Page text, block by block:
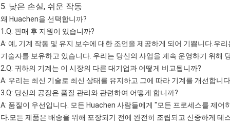
5. 낮은 손실, 쉬운 작동
왜 Huachen을 선택합니까?
1.Q: 판매 후 지원이 있습니까?
A: 예, 기계 작동 및 유지 보수에 대한 조언을 제공하게 되어 기쁩니다.우
기술자를 보유하고 있습니다. 우리는 당신의 사업을 계속 운영하기 위해
2.Q: 귀하의 기계는 이 시장의 다른 대기업과 어떻게 비교됩니까?
A: 우리는 최신 기술로 최신 상태를 유지하고 그에 따라 기계를 개선합니
3.Q: 당신의 공장은 품질 관리와 관련하여 어떻게 합니까?
A: 품질이 우선입니다. 모든 Huachen 사람들에게 "모든 프로세스를 제
다.모든 제품은 배송을 위해 포장되기 전에 완전히 조립되고 신중하게 테